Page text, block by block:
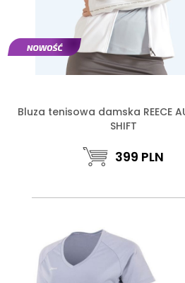
Bluza tenisowa damska REECE
SHIFT
399 PLN